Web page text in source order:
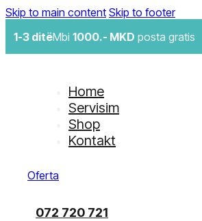
Skip to main content Skip to footer
1-3 ditëMbi 1000.- MKD posta gratis
Home
Servisim
Shop
Kontakt
Oferta
072 720 721